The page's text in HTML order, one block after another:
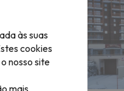
às suas
cookies
nosso site
mais